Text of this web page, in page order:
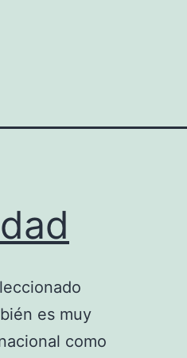
es muy
como